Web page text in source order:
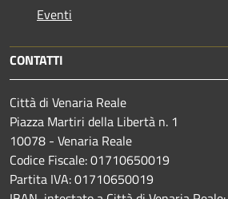
Eventi
CONTATTI
Città di Venaria Reale
Piazza Martiri della Libertà n. 1
10078 - Venaria Reale
Codice Fiscale: 01710650019
Partita IVA: 01710650019